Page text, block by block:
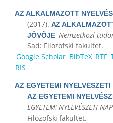
AZ ALKALMAZOTT
(2017). AZ
JÖVÕJE. Nemzetközi
Sad: Filozofski fakultet.
Google Scholar BibTeX RTF
RIS
AZ EGYETEMI
AZ EGYETEMI
EGYETEMI NYELVÉSZETI
Filozofski fakultet.